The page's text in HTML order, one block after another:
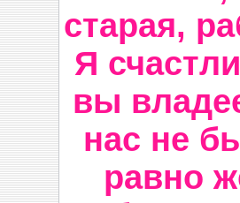
старая,
Я
вы
нас не
равно